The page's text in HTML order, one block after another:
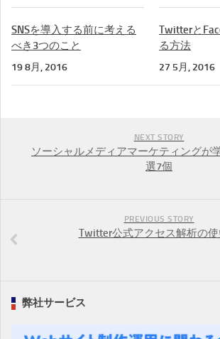
SNSを導入する前に考える
べき3つのこと
19 8月, 2016
Twitterと
る方法
27 5月, 2016
NEXT STORY
ソーシャルメディアマーケティングが
選7個
PREVIOUS STORY
Twitter公式アクセス解析の
弊社サービス